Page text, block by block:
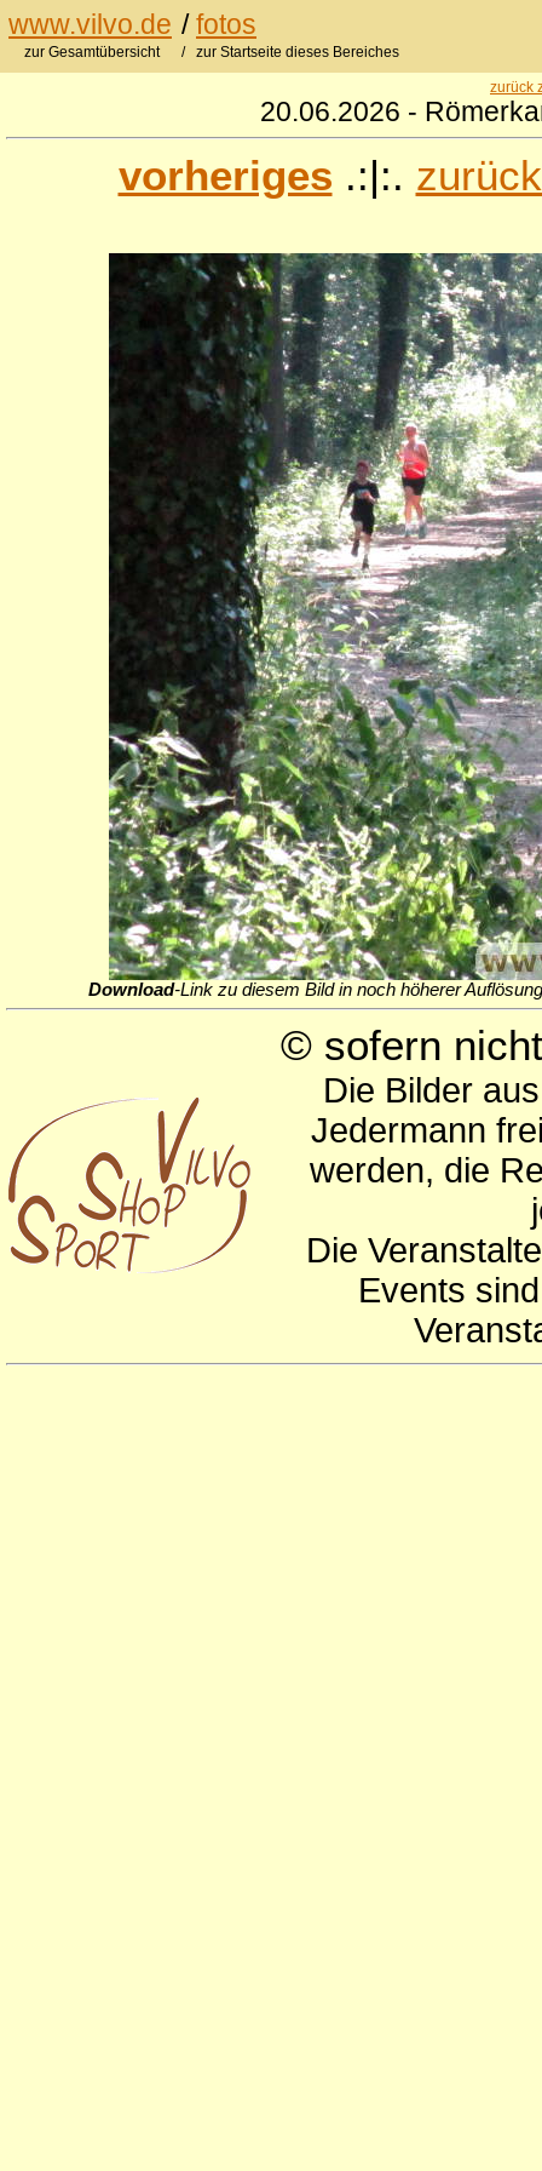
www.vilvo.de /fotos
zur Gesamtübersicht / zur Startseite dieses Bereiches
zurück
20.06.2026 -
vorheriges .:|:.
Download-Link zu diesem Bild in noch höherer
© sofern
Die Bilder
Jedermann
werden, die
Die
Events